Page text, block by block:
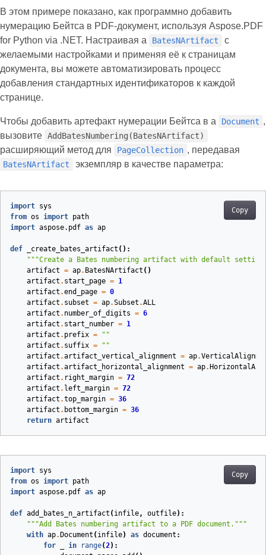
В этом примере показано, как программно добавить
нумерацию Бейтса в PDF‑документ, используя Aspose.PDF
for Python via .NET. Настраивая a
BatesNArtifact
с
желаемыми настройками и применяя её к страницам
документа, вы можете автоматизировать процесс
добавления стандартных идентификаторов к каждой
странице.
Чтобы добавить артефакт нумерации Бейтса в a Document ,
вызовите AddBatesNumbering(BatesNArtifact)
расширяющий метод для PageCollection , передавая
BatesNArtifact экземпляр в качестве параметра:
Copy
import sys
from os import path
import aspose.pdf as ap
def _create_bates_artifact ():
"""Create a Bates numbering artifact with default
artifact = ap. BatesNArtifact ()
artifact . start_page = 1
artifact .end_page = 0
artifact . subset = ap.Subset .ALL
artifact . number_of_digits = 6
artifact . start_number = 1
artifact . prefix =
""
artifact . suffix =
""
artifact .artifact_vertical_alignment = ap.
artifact .artifact_horizontal_alignment = ap.
artifact . right_margin = 72
artifact . left_margin = 72
artifact .top_margin = 36
artifact . bottom_margin = 36
return artifact
Copy
import sys
from os import path
import aspose.pdf as ap
def add_bates_n_artifact ( infile, outfile):
"""Add Bates numbering artifact to a PDF document."""
with ap. Document ( infile) as document :
for
in range(2):